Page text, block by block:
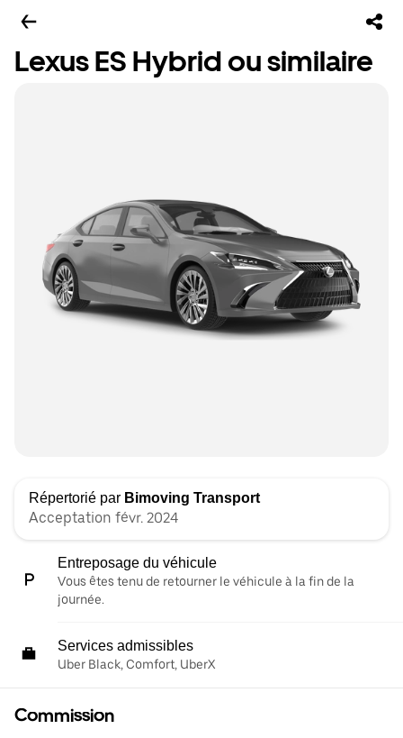
Lexus ES Hybrid ou similaire
Répertorié par Bimoving Transport
Acceptation févr. 2024
Entreposage du véhicule
Vous êtes tenu de retourner le véhicule à la fin de la
journée.
Services admissibles
Uber Black, Comfort, UberX
Commission